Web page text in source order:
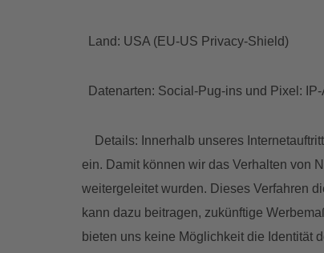
Land: USA (EU-US Privacy-Shield)
Datenarten: Social-Pug-ins und Pixel:
Details: Innerhalb unseres
ein. Damit können wir das Verhalten von
weitergeleitet wurden. Dieses Verfahren
kann dazu beitragen, zukünftige
bieten uns keine Möglichkeit die Identität